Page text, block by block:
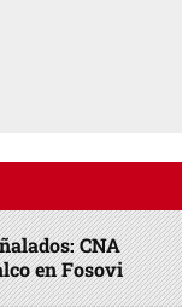
CNA
en Fosovi